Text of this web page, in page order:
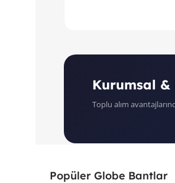
Kurumsal &
Toplu alım
Popüler Globe Bantlar